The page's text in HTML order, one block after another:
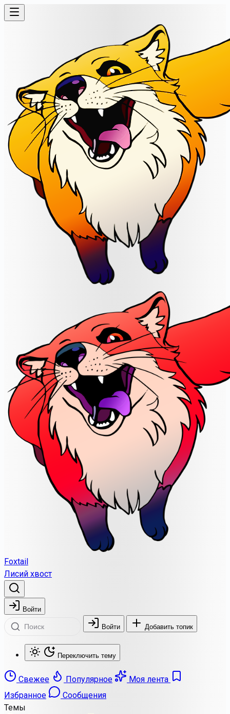
Foxtail
Лисий хвост
Войти
Войти Добавить топик
Переключить тему
Свежее Популярное
Моя лента
Избранное
Сообщения
Темы